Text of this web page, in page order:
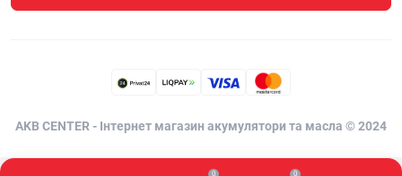
0 0
AKB CENTER - Інтернет магазин акумулятори та масла © 2024